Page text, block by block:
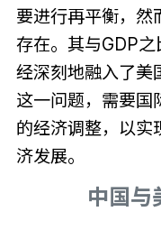
要进行再平衡，然
存在。其与GDP
经深刻地融入了美
这一问题，需要国
的经济调整，以实
济发展。
中国与